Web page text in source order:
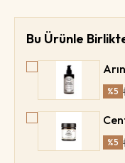
Bu Ürünle
%5
%5